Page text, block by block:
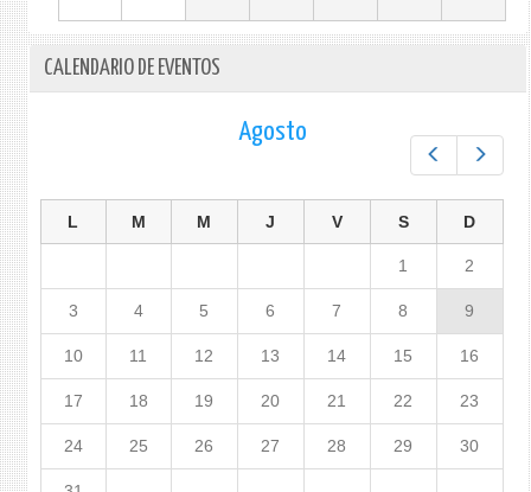
CALENDARIO DE EVENTOS
Agosto
L M M J V S D
1 2
3 4 5 6 7 8 9
10 11 12 13 14 15 16
17 18 19 20 21 22 23
24 25 26 27 28 29 30